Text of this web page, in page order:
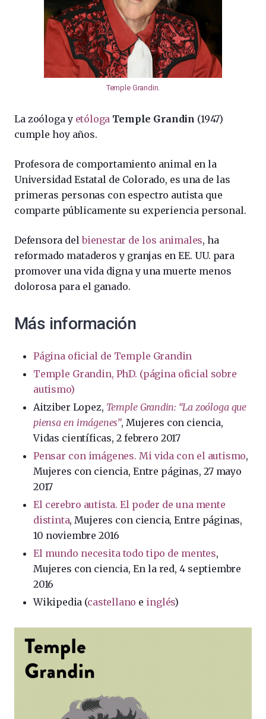
Temple Grandin
La zoóloga y etóloga Temple Grandin (1947)
cumple hoy años.
Profesora de comportamiento animal en la
Universidad Estatal de Colorado, es una de las
primeras personas con espectro autista que
comparte públicamente su experiencia personal.
Defensora delbienestar de los animales, ha
reformado mataderos y granjas en EE. UU. para
promover una vida digna y una muerte menos
dolorosa para el ganado.
Más información
Página oficial de Temple Grandin
Temple Grandin, PhD. (página oficial sobre
autismo)
Aitziber Lopez, Temple Grandin: “La zoóloga que
piensa en imágenes”, Mujeres con ciencia,
Vidas científicas, 2 febrero 2017
Pensar con imágenes. Mi vida con el autismo,
Mujeres con ciencia, Entre páginas, 27 mayo
2017
El cerebro autista. El poder de una mente
distinta, Mujeres con ciencia, Entre páginas,
10 noviembre 2016
El mundo necesita todo tipo de mentes,
Mujeres con ciencia, En la red, 4 septiembre
2016
Wikipedia (castellano e inglés)